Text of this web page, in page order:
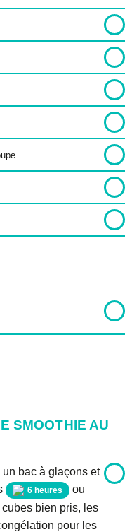
SMOOTHIE AU
bac à glaçons et
6 heures
ou
bien pris, les
pour les